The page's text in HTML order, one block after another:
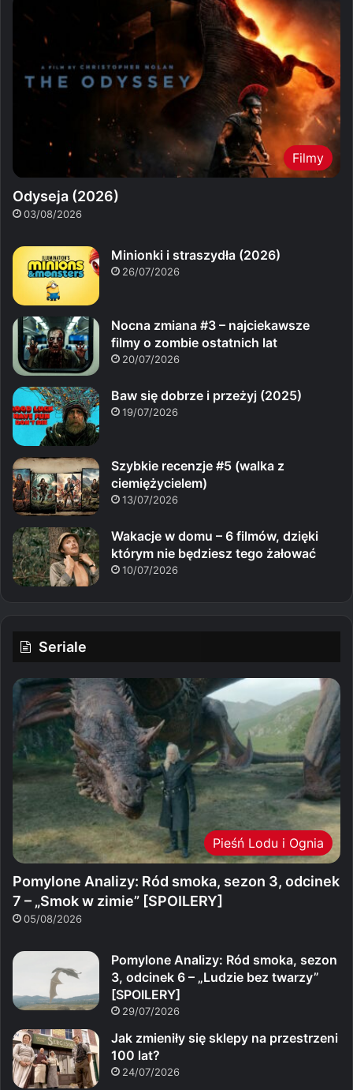
Filmy
Odyseja (2026)
03/08/2026
Minionki i straszydła (2026)
26/07/2026
Nocna zmiana #3 – najciekawsze
filmy o zombie ostatnich lat
20/07/2026
Baw się dobrze i przeżyj (2025)
19/07/2026
Szybkie recenzje #5 (walka z
ciemiężycielem)
13/07/2026
Wakacje w domu – 6 filmów, dzięki
którym nie będziesz tego żałować
10/07/2026
Seriale
Pieśń Lodu i Ognia
Pomylone Analizy: Ród smoka, sezon 3, odcinek
7 – „Smok w zimie” [SPOILERY]
05/08/2026
Pomylone Analizy: Ród smoka, sezon
3, odcinek 6 – „Ludzie bez twarzy”
[SPOILERY]
29/07/2026
Jak zmieniły się sklepy na przestrzeni
100 lat?
24/07/2026